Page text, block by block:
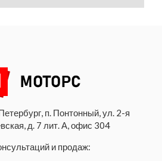
п. Понтонный, ул. 2-я
д. 7 лит. А, офис 304
и продаж: